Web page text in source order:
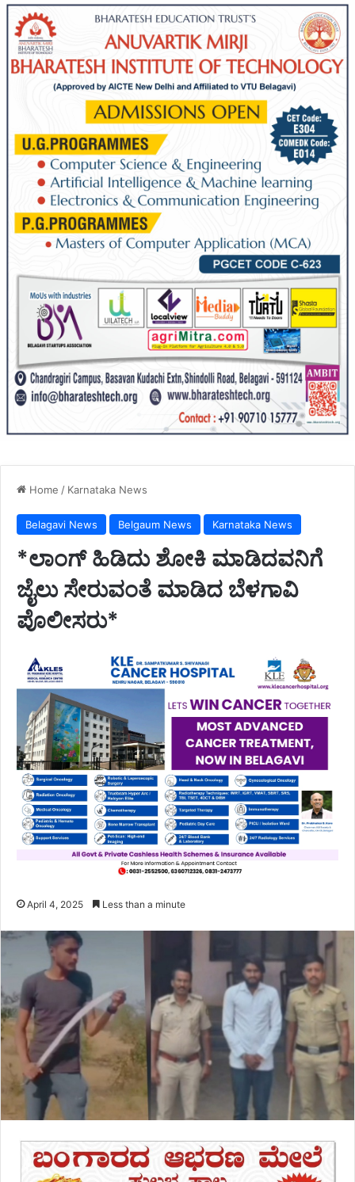
Home / Karnataka News
Belagavi News Belgaum News Karnataka News
*ಲಾಂಗ್ ಹಿಡಿದು ಶೋಕಿ ಮಾಡಿದವನಿಗೆ
ಜೈಲು ಸೇರುವಂತೆ ಮಾಡಿದ ಬೆಳಗಾವಿ
ಪೊಲೀಸರು*
April 4, 2025 Less than a minute